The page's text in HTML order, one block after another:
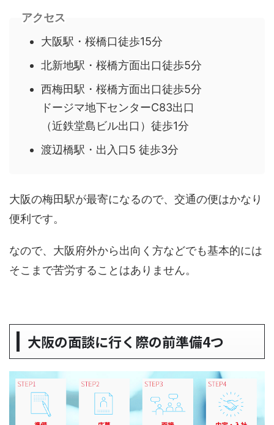
アクセス
大阪駅・桜橋口徒歩15分
北新地駅・桜橋方面出口徒歩5分
西梅田駅・桜橋方面出口徒歩5分
ドージマ地下センターC83出口
（近鉄堂島ビル出口）徒歩1分
渡辺橋駅・出入口5 徒歩3分
大阪の梅田駅が最寄になるので、交通の便はかなり
便利です。
なので、大阪府外から出向く方などでも基本的には
そこまで苦労することはありません。
大阪の面談に行く際の前準備4つ